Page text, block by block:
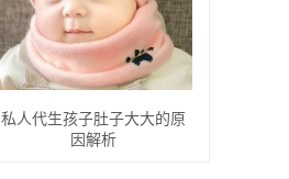
私人代生孩子肚子大大的原
因解析